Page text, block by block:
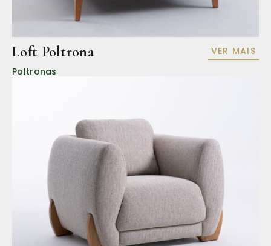
Loft Poltrona
Poltronas
VER MAIS